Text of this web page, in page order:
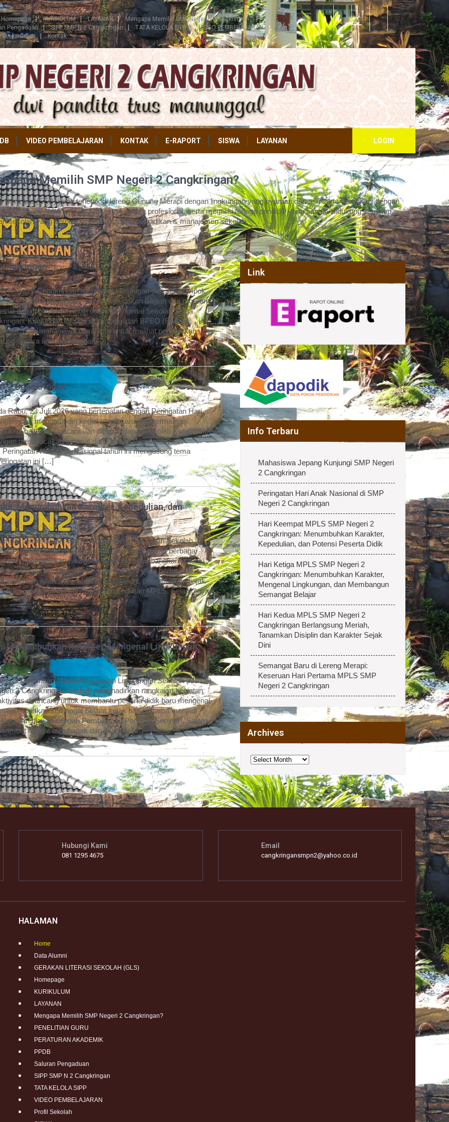
Homepage KURIKULUM LAYANAN
Mengapa Memilih SMP Negeri 2 Cangkringan?
Pengaduan SIPP SMP N 2 Cangkringan TATA KELOLA SIPP
VIDEO PEMBELAJARAN
Galeri Kontak
VIDEO PEMBELAJARAN KONTAK E-RAPORT SISWA LAYANAN LOGIN
Memilih SMP Negeri 2 Cangkringan?
(SSB) yang terletak di lereng Gunung Merapi dengan lingkungan yang nyaman dan asri serta dilengkapi dengan
manajemen sekolah yang rapi dan profesional, serta memiliki tenaga pendidik yang handal, didukung segenap
sekolah yang berpengalaman dibidang pendidikan & manajemen sekolah.
Negeri 2 Cangkringan menerima kunjungan dari sekelompok
21 Juli 2026. Kunjungan ini merupakan bagian dari program
dan mempelajari lebih dalam mengenai Sekolah Siaga
Kunjungan ini juga didampingi dari BPBD (Badan
para mahasiswa diarahkan untuk melihat pertunjukan
secara interaktif dengan […]
2 Cangkringan
Rabu, 23 Juli 2026 yang bertepatan dengan Peringatan Hari
mengadakan kegiatan upacara dan permainan
di halaman upacara dan dipimpin langsung oleh Kepala SMP
membacakan amanat dari Menteri Pemberdayaan
Hari Anak Nasional tahun ini mengusung tema
ini […]
Menumbuhkan Karakter, Kepedulian, dan
pelaksanaan Masa Pengenalan Lingkungan Sekolah
Negeri 2 Cangkringan kembali menghadirkan berbagai
meningkatkan wawasan, serta mengembangkan potensi
Dhuha sebagai pembiasaan spiritual yang bertujuan
kepada Allah SWT. Melalui kegiatan ini, peserta didik diajak
mengikuti seluruh rangkaian kegiatan MPLS. Selanjutnya,
Menumbuhkan Karakter, Mengenal Lingkungan,
pelaksanaan Masa Pengenalan Lingkungan Sekolah (MPLS)
2 Cangkringan kembali menghadirkan rangkaian kegiatan
dirancang untuk membantu peserta didik baru mengenal
semangat belajar sejak hari pertama menjadi
diawali dengan Pembiasaan Pagi 5S (Senyum, Salam,
hangat oleh bapak dan ibu guru […]
Link
Info Terbaru
Mahasiswa Jepang Kunjungi SMP Negeri
2 Cangkringan
Peringatan Hari Anak Nasional di SMP
Negeri 2 Cangkringan
Hari Keempat MPLS SMP Negeri 2
Cangkringan: Menumbuhkan Karakter,
Kepedulian, dan Potensi Peserta Didik
Hari Ketiga MPLS SMP Negeri 2
Cangkringan: Menumbuhkan Karakter,
Mengenal Lingkungan, dan Membangun
Semangat Belajar
Hari Kedua MPLS SMP Negeri 2
Cangkringan Berlangsung Meriah,
Tanamkan Disiplin dan Karakter Sejak
Dini
Semangat Baru di Lereng Merapi:
Keseruan Hari Pertama MPLS SMP
Negeri 2 Cangkringan
Archives
Archives
Hubungi Kami
081 1295 4675
Email
cangkringansmpn2@yahoo.co.id
HALAMAN
Home
Data Alumni
GERAKAN LITERASI SEKOLAH (GLS)
Homepage
KURIKULUM
LAYANAN
Mengapa Memilih SMP Negeri 2 Cangkringan?
PENELITIAN GURU
PERATURAN AKADEMIK
PPDB
Saluran Pengaduan
SIPP SMP N 2 Cangkringan
TATA KELOLA SIPP
VIDEO PEMBELAJARAN
Profil Sekolah